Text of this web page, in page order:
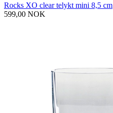
Rocks XO clear telykt mini 8,5 cm
599,00 NOK